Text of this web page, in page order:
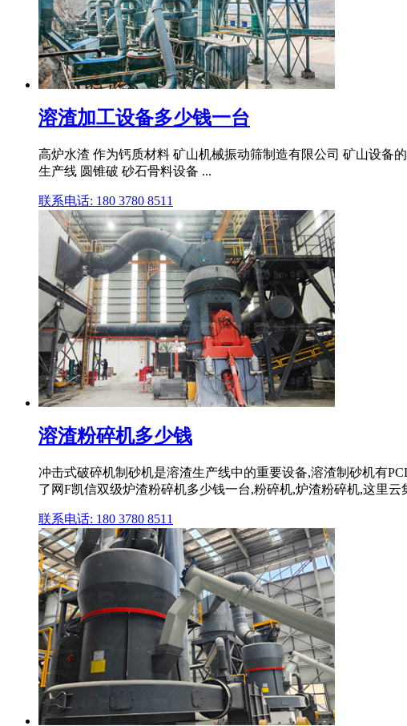
溶渣加工设备多少钱一台
高炉水渣 作为钙质材料 矿山机械振动筛制造有限公司 矿山设备
生产线 圆锥破 砂石骨料设备 ...
联系电话: 180 3780 8511
溶渣粉碎机多少钱
冲击式破碎机制砂机是溶渣生产线中的重要设备,溶渣制砂机有
了网F凯信双级炉渣粉碎机多少钱一台,粉碎机,炉渣粉碎机,这里云
联系电话: 180 3780 8511